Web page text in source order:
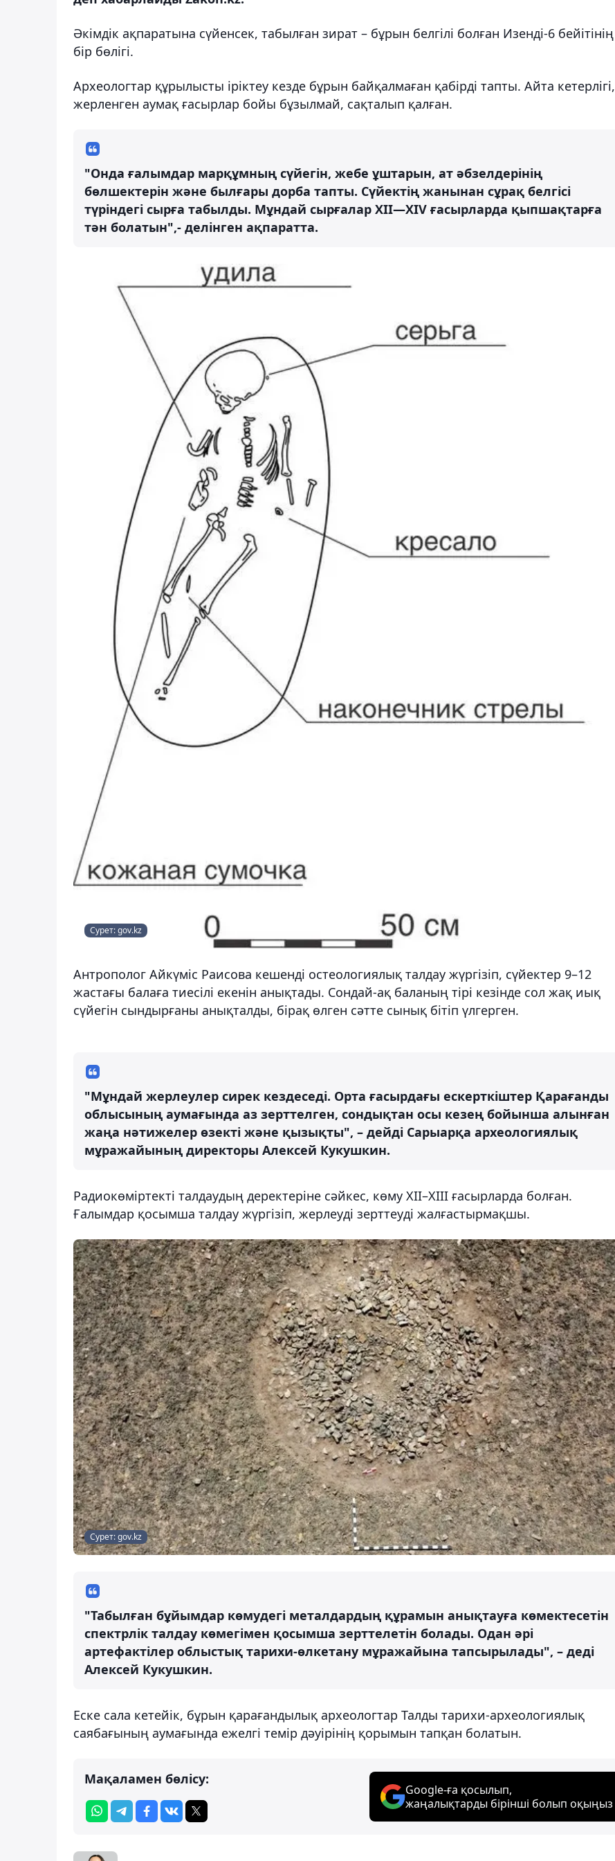
Әкімдік ақпаратына сүйенсек, табылған зират – бұрын белгілі болған Изенді-6 бейітінің
бір бөлігі.
Археологтар құрылысты іріктеу кезде бұрын байқалмаған қабірді тапты. Айта кетерлігі,
жерленген аумақ ғасырлар бойы бұзылмай, сақталып қалған.
"Онда ғалымдар марқұмның сүйегін, жебе ұштарын, ат әбзелдерінің
бөлшектерін және былғары дорба тапты. Сүйектің жанынан сұрақ белгісі
түріндегі сырға табылды. Мұндай сырғалар XII—XIV ғасырларда қыпшақтарға
тән болатын",- делінген ақпаратта.
Сурет: gov.kz
Антрополог Айкүміс Раисова кешенді остеологиялық талдау жүргізіп, сүйектер 9–12
жастағы балаға тиесілі екенін анықтады. Сондай-ақ баланың тірі кезінде сол жақ иық
сүйегін сындырғаны анықталды, бірақ өлген сәтте сынық бітіп үлгерген.
"Мұндай жерлеулер сирек кездеседі. Орта ғасырдағы ескерткіштер Қарағанды
облысының аумағында аз зерттелген, сондықтан осы кезең бойынша алынған
жаңа нәтижелер өзекті және қызықты", – дейді Сарыарқа археологиялық
мұражайының директоры Алексей Кукушкин.
Радиокөміртекті талдаудың деректеріне сәйкес, көму ХІІ–ХІІІ ғасырларда болған.
Ғалымдар қосымша талдау жүргізіп, жерлеуді зерттеуді жалғастырмақшы.
Сурет: gov.kz
"Табылған бұйымдар көмудегі металдардың құрамын анықтауға көмектесетін
спектрлік талдау көмегімен қосымша зерттелетін болады. Одан әрі
артефактілер облыстық тарихи-өлкетану мұражайына тапсырылады", – деді
Алексей Кукушкин.
Еске сала кетейік, бұрын қарағандылық археологтар Талды тарихи-археологиялық
саябағының аумағында ежелгі темір дәуірінің қорымын тапқан болатын.
Мақаламен бөлісу:
Google-ға қосылып,
жаңалықтарды бірінші болып оқыңыз